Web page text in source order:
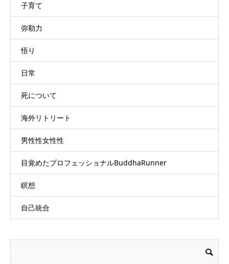
子育て
弥勒力
悟り
日常
死について
海外リトリート
男性性女性性
目覚めたプロフェッショナルBuddhaRunner
瞑想
自己統合